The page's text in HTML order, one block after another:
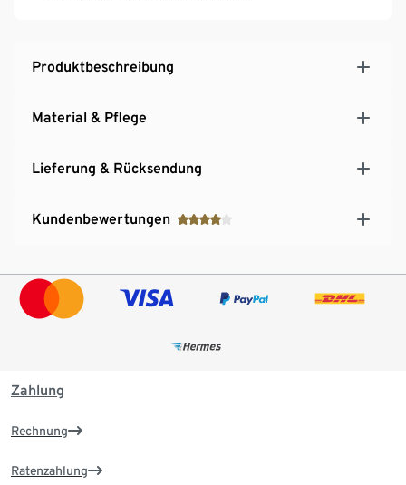
Produktbeschreibung
Material & Pflege
Lieferung & Rücksendung
Kundenbewertungen
Zahlung
Rechnung
Ratenzahlung